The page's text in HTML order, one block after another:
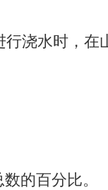
浇水时，在
的百分比。